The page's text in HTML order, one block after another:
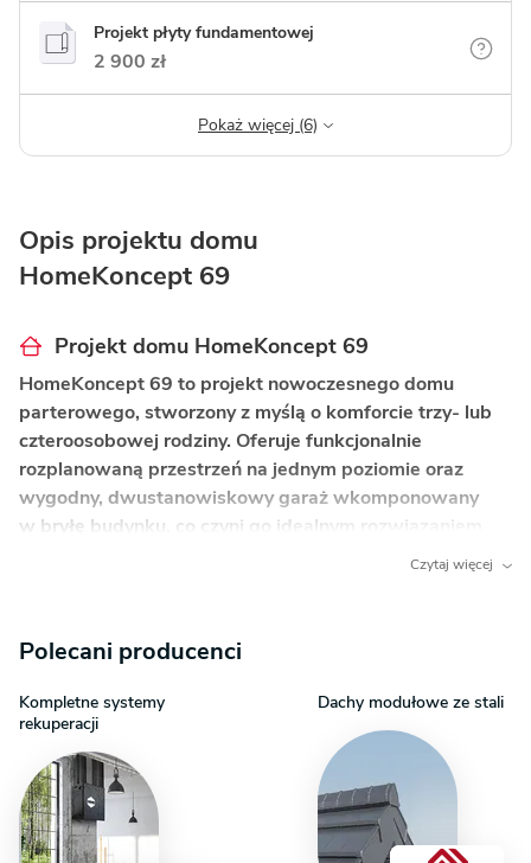
Projekt płyty fundamentowej
2 900 zł
Pokaż więcej (6)
Opis projektu domu
HomeKoncept 69
Projekt domu HomeKoncept 69
HomeKoncept 69 to projekt nowoczesnego domu
parterowego, stworzony z myślą o komforcie trzy- lub
czteroosobowej rodziny. Oferuje funkcjonalnie
rozplanowaną przestrzeń na jednym poziomie oraz
wygodny, dwustanowiskowy garaż wkomponowany
w bryłę budynku, co czyni go idealnym rozwiązaniem
dla osób ceniących sobie komfort i współczesny design.
Otwarta strefa dzienna z wyspą kuchenną
sprzyjając integracji i wspólnemu spędzaniu czasu.
Praktyczna spiżarnia tuż przy kuchni
–
nieocenione wsparcie w codziennej organizacji,
ułatwiające przechowywanie zapasów i utrzymanie
porządku.
Czytaj więcej
Polecani producenci
Kompletne systemy
rekuperacji
Dachy modułowe ze stali